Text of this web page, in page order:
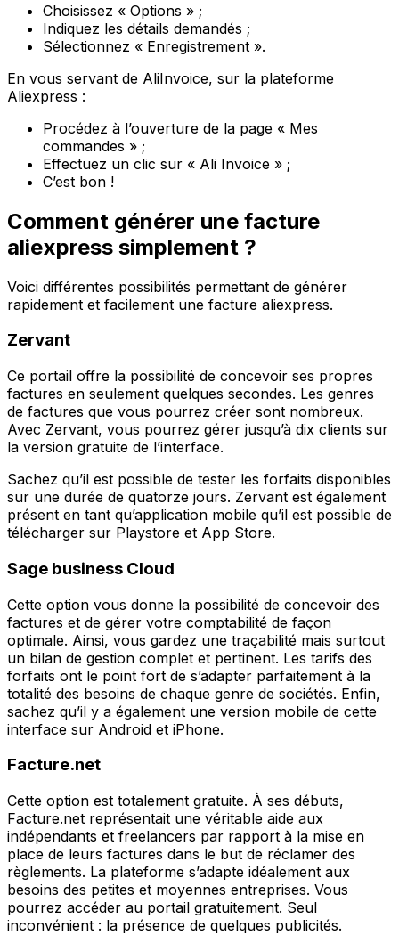
Choisissez « Options » ;
Indiquez les détails demandés ;
Sélectionnez « Enregistrement ».
En vous servant de AliInvoice, sur la plateforme
Aliexpress :
Procédez à l’ouverture de la page « Mes
commandes » ;
Effectuez un clic sur « Ali Invoice » ;
C’est bon !
Comment générer une facture
aliexpress simplement ?
Voici différentes possibilités permettant de générer
rapidement et facilement une facture aliexpress.
Zervant
Ce portail offre la possibilité de concevoir ses propres
factures en seulement quelques secondes. Les genres
de factures que vous pourrez créer sont nombreux.
Avec Zervant, vous pourrez gérer jusqu’à dix clients sur
la version gratuite de l’interface.
Sachez qu’il est possible de tester les forfaits disponibles
sur une durée de quatorze jours. Zervant est également
présent en tant qu’application mobile qu’il est possible de
télécharger sur Playstore et App Store.
Sage business Cloud
Cette option vous donne la possibilité de concevoir des
factures et de gérer votre comptabilité de façon
optimale. Ainsi, vous gardez une traçabilité mais surtout
un bilan de gestion complet et pertinent. Les tarifs des
forfaits ont le point fort de s’adapter parfaitement à la
totalité des besoins de chaque genre de sociétés. Enfin,
sachez qu’il y a également une version mobile de cette
interface sur Android et iPhone.
Facture.net
Cette option est totalement gratuite. À ses débuts,
Facture.net représentait une véritable aide aux
indépendants et freelancers par rapport à la mise en
place de leurs factures dans le but de réclamer des
règlements. La plateforme s’adapte idéalement aux
besoins des petites et moyennes entreprises. Vous
pourrez accéder au portail gratuitement. Seul
inconvénient : la présence de quelques publicités.